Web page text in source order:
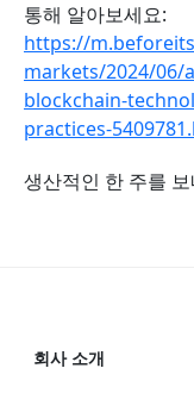
통해 알아보세요:
https://
markets/2024/06/
blockchain-
practices-
생산적인 한 주를
회사 소개